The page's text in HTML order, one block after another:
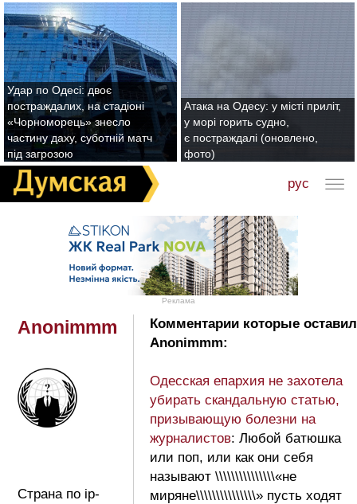
Удар по Одесі: двоє
постраждалих, на стадіоні
«Чорноморець» знесло
частину даху, суботній матч
під загрозою
Атака на Одесу: у місті приліт,
у морі горить судно,
є постраждалі (оновлено,
фото)
рус
Реклама
Anonimmm
Страна по ip-
Комментарии которые оставил
Anonimmm:
Одесская епархия не захотела
убирать скандальную статью,
призывающую болезни на
журналистов: Любой батюшка
или поп, или как они себя
называют \\\\\\\\\\\\\\\«не
миряне\\\\\\\\\\\\\\\» пусть ходят